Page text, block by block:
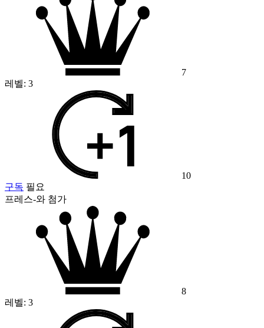
7
레벨: 3
10
구독 필요
프레스-와 첨가
8
레벨: 3